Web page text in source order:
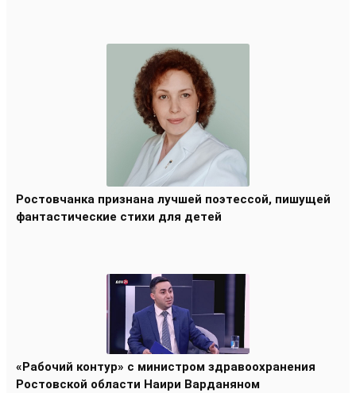
Ростовчанка признана лучшей поэтессой, пишущей
фантастические стихи для детей
«Рабочий контур» с министром здравоохранения
Ростовской области Наири Варданяном